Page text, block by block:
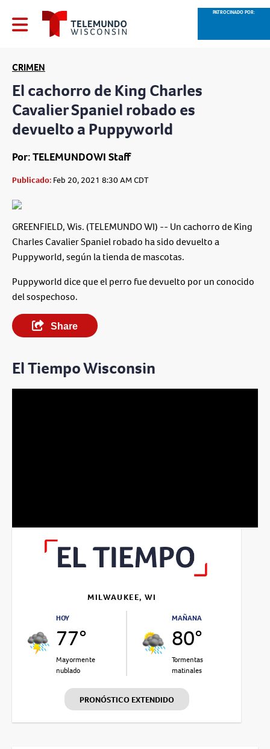
PATROCINADO POR:
CRIMEN
El cachorro de King Charles
Cavalier Spaniel robado es
devuelto a Puppyworld
Por: TELEMUNDOWI Staff
Publicado: Feb 20, 2021 8:30 AM CDT
GREENFIELD, Wis. (TELEMUNDO WI) -- Un cachorro de King
Charles Cavalier Spaniel robado ha sido devuelto a
Puppyworld, según la tienda de mascotas.
Puppyworld dice que el perro fue devuelto por un conocido
del sospechoso.
Share
El Tiempo Wisconsin
MILWAUKEE, WI
HOY
77°
Mayormente
nublado
MAÑANA
80°
Tormentas
matinales
PRONÓSTICO EXTENDIDO